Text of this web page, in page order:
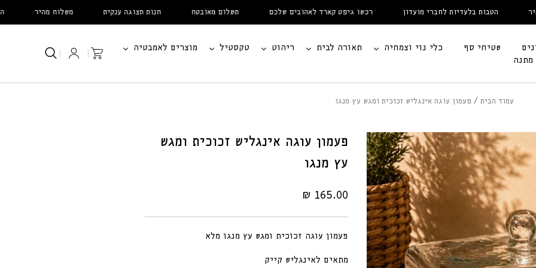
הטבות בלעדיות לחברי מועדון רכשו גיפט קארד לאהובים שלכם תשלום מאובטח חנות תצוגה ענקית משלוח מהיר
שטיחי סף כלי נוי וצמחיה תאורה לבית ריהוט טקסטיל
מוצרים לאמבטיה
מתנה
עֲגָלָה
עמוד הבית פעמון עוגה אינגליש זכוכית ומגש עץ מנגו
פעמון עוגה אינגליש זכוכית ומגש
עץ מנגו
מחיר
165.00 ₪
פעמון עוגה זכוכית ומגש עץ מנגו מלא
מתאים לאינגליש קייק